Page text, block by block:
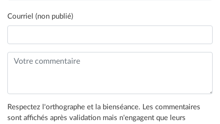
Courriel (non publié)
Respectez l'orthographe et la bienséance. Les commentaires
sont affichés après validation mais n'engagent que leurs